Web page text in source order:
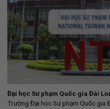
Đại học Sư phạm Quốc gia Đài
Trường Đại học Sư phạm Quốc gia